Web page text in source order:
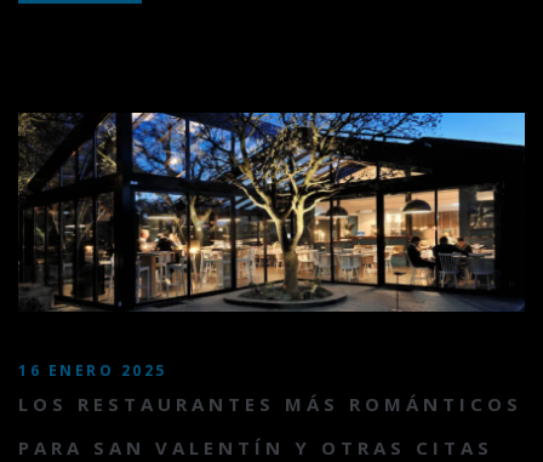
16 ENERO 2025
LOS RESTAURANTES MÁS ROMÁNTICOS
PARA SAN VALENTÍN Y OTRAS CITAS